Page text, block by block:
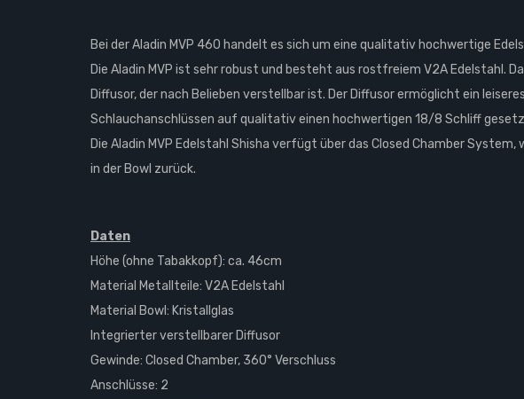
Bei der Aladin MVP 460 handelt es sich um eine qualitativ hochwertige
Die Aladin MVP ist sehr robust und besteht aus rostfreiem V2A Edelstahl.
Diffusor, der nach Belieben verstellbar ist. Der Diffusor ermöglicht ein
Schlauchanschlüssen auf qualitativ einen hochwertigen 18/8 Schliff
Die Aladin MVP Edelstahl Shisha verfügt über das Closed Chamber
in der Bowl zurück.
Daten
Höhe (ohne Tabakkopf): ca. 46cm
Material Metallteile: V2A Edelstahl
Material Bowl: Kristallglas
Integrierter verstellbarer Diffusor
Gewinde: Closed Chamber, 360° Verschluss
Anschlüsse: 2